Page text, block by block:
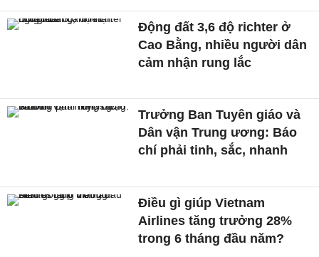
Động đất 3,6 độ richter ở
Cao Bằng, nhiều người dân
cảm nhận rung lắc
Trưởng Ban Tuyên giáo và
Dân vận Trung ương: Báo
chí phải tinh, sắc, nhanh
Điều gì giúp Vietnam
Airlines tăng trưởng 28%
trong 6 tháng đầu năm?